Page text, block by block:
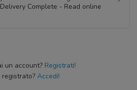
Complete - Read online
un account? Registrati!
registrato? Accedi!